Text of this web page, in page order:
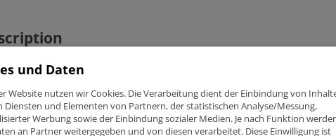
4G63T 4G64 ACL ANLAUFSCHEIBEN
1T1219-STD
– 2.0 16V (4G63, 4G63T, 4G64-S4)
und Daten
Website nutzen wir Cookies. Die Verarbeitung dient der Einbindung von
Diensten und Elementen von Partnern, der statistischen Analyse/Messung,
Werbung sowie der Einbindung sozialer Medien. Je nach Funktion
an Partner weitergegeben und von diesen verarbeitet. Diese Einwilligung ist